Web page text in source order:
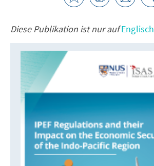
Diese Publikation ist nur aufEnglisch